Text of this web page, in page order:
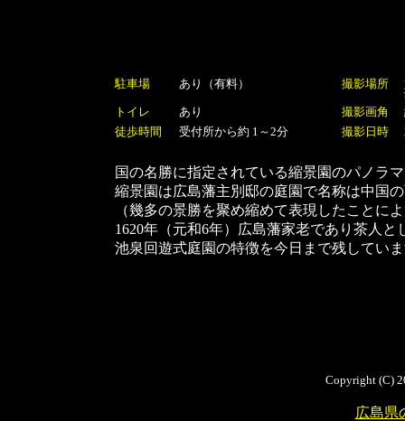
駐車場 あり（有料） 撮影場所
トイレ
あり 撮影画角
徒歩時間
受付所から約 1～2分 撮影日時
国の名勝に指定されている縮景園のパノラ
縮景園は広島藩主別邸の庭園で名称は中国
（幾多の景勝を聚め縮めて表現したことに
1620年（元和6年）広島藩家老であり茶人
池泉回遊式庭園の特徴を今日まで残してい
Copyright (C)
広島県